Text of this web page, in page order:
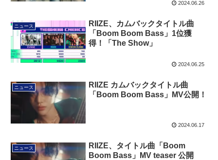
2024.06.26
ニュース
RIIZE、カムバックタイトル曲
「Boom Boom Bass」1位獲
得！「The Show」
2024.06.25
ニュース
RIIZE カムバックタイトル曲
「Boom Boom Bass」MV公開！
2024.06.17
ニュース
RIIZE、タイトル曲「Boom
Boom Bass」MV teaser 公開